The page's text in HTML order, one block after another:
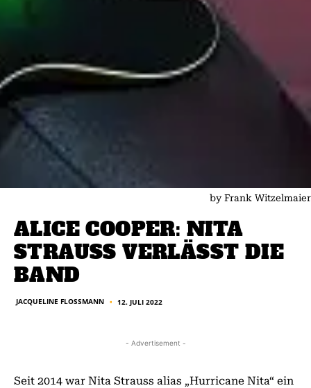
by Frank Witzelmaier
ALICE COOPER: NITA
STRAUSS VERLÄSST DIE
BAND
JACQUELINE FLOSSMANN ■ 12. JULI 2022
- Advertisement -
Seit 2014 war Nita Strauss alias „Hurricane Nita“ ein